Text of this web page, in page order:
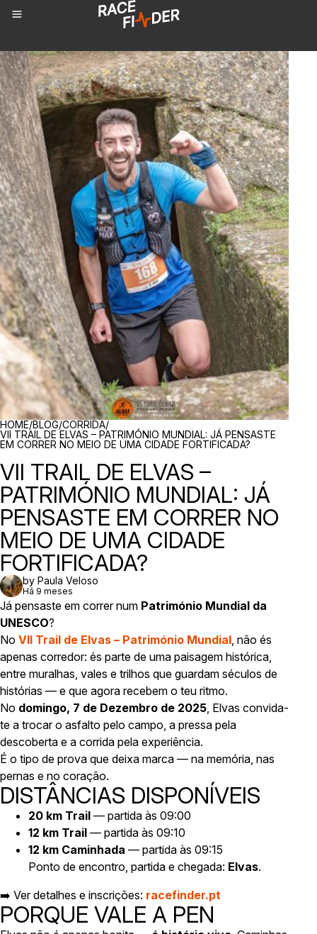
BREADCRUMBS
HOME/BLOG/CORRIDA/
VII TRAIL DE ELVAS – PATRIMÓNIO MUNDIAL: JÁ PENSASTE
EM CORRER NO MEIO DE UMA CIDADE FORTIFICADA?
VII TRAIL DE ELVAS –
PATRIMÓNIO MUNDIAL: JÁ
PENSASTE EM CORRER NO
MEIO DE UMA CIDADE
FORTIFICADA?
by Paula Veloso
Há 9 meses
Já pensaste em correr num Património Mundial da
UNESCO?
No VII Trail de Elvas – Património Mundial, não és
apenas corredor: és parte de uma paisagem histórica,
entre muralhas, vales e trilhos que guardam séculos de
histórias — e que agora recebem o teu ritmo.
No domingo, 7 de Dezembro de 2025, Elvas convida-
te a trocar o asfalto pelo campo, a pressa pela
descoberta e a corrida pela experiência.
É o tipo de prova que deixa marca — na memória, nas
pernas e no coração.
DISTÂNCIAS DISPONÍVEIS
20 km Trail — partida às 09:00
12 km Trail — partida às 09:10
12 km Caminhada — partida às 09:15
Ponto de encontro, partida e chegada: Elvas.
➡️ Ver detalhes e inscrições: racefinder.pt
PORQUE VALE A PEN